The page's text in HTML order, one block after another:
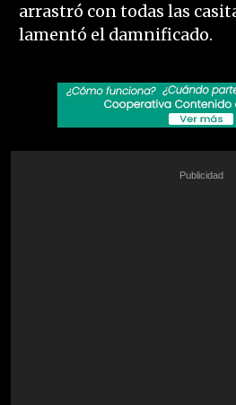
arrastró con todas las
lamentó el damnificado.